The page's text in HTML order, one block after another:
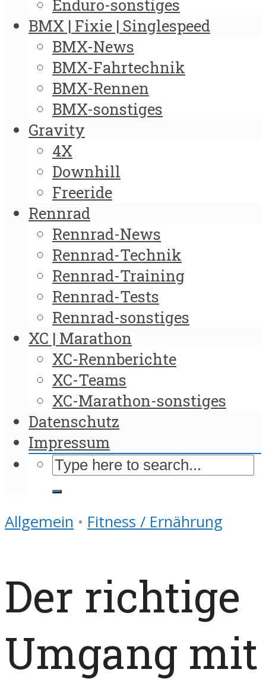
Enduro-sonstiges
BMX | Fixie | Singlespeed
BMX-News
BMX-Fahrtechnik
BMX-Rennen
BMX-sonstiges
Gravity
4X
Downhill
Freeride
Rennrad
Rennrad-News
Rennrad-Technik
Rennrad-Training
Rennrad-Tests
Rennrad-sonstiges
XC | Marathon
XC-Rennberichte
XC-Teams
XC-Marathon-sonstiges
Datenschutz
Impressum
Allgemein • Fitness / Ernährung
Der richtige
Umgang mit